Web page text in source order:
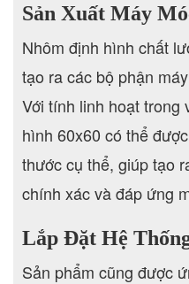
Sản Xuất Máy
Nhôm định hình chất
tạo ra các bộ phận
Với tính linh hoạt trong
hình 60x60 có thể
thước cụ thể, giúp tạo
chính xác và đáp ứng
Lắp Đặt Hệ
Sản phẩm cũng được